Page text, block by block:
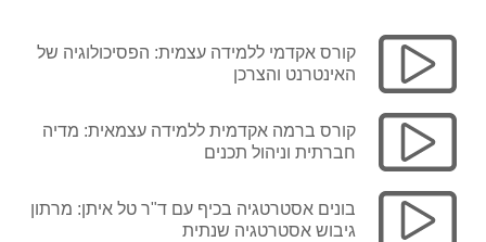
קורס אקדמי ללמידה עצמית: הפסיכולוגיה של
האינטרנט והצרכן
קורס ברמה אקדמית ללמידה עצמאית: מדיה
חברתית וניהול תכנים
בונים אסטרטגיה בכיף עם ד"ר טל איתן: מרתון
גיבוש אסטרטגיה שנתית